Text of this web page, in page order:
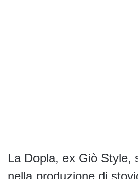
La Dopla, ex Giò Style,